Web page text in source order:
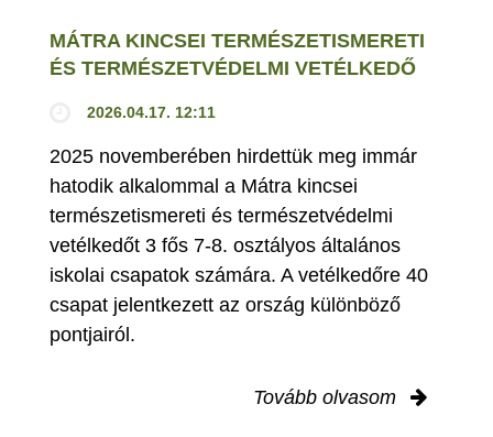
MÁTRA KINCSEI TERMÉSZETISMERETI
ÉS TERMÉSZETVÉDELMI VETÉLKEDŐ
2026.04.17. 12:11
2025 novemberében hirdettük meg immár
hatodik alkalommal a Mátra kincsei
természetismereti és természetvédelmi
vetélkedőt 3 fős 7-8. osztályos általános
iskolai csapatok számára. A vetélkedőre 40
csapat jelentkezett az ország különböző
pontjairól.
Tovább olvasom